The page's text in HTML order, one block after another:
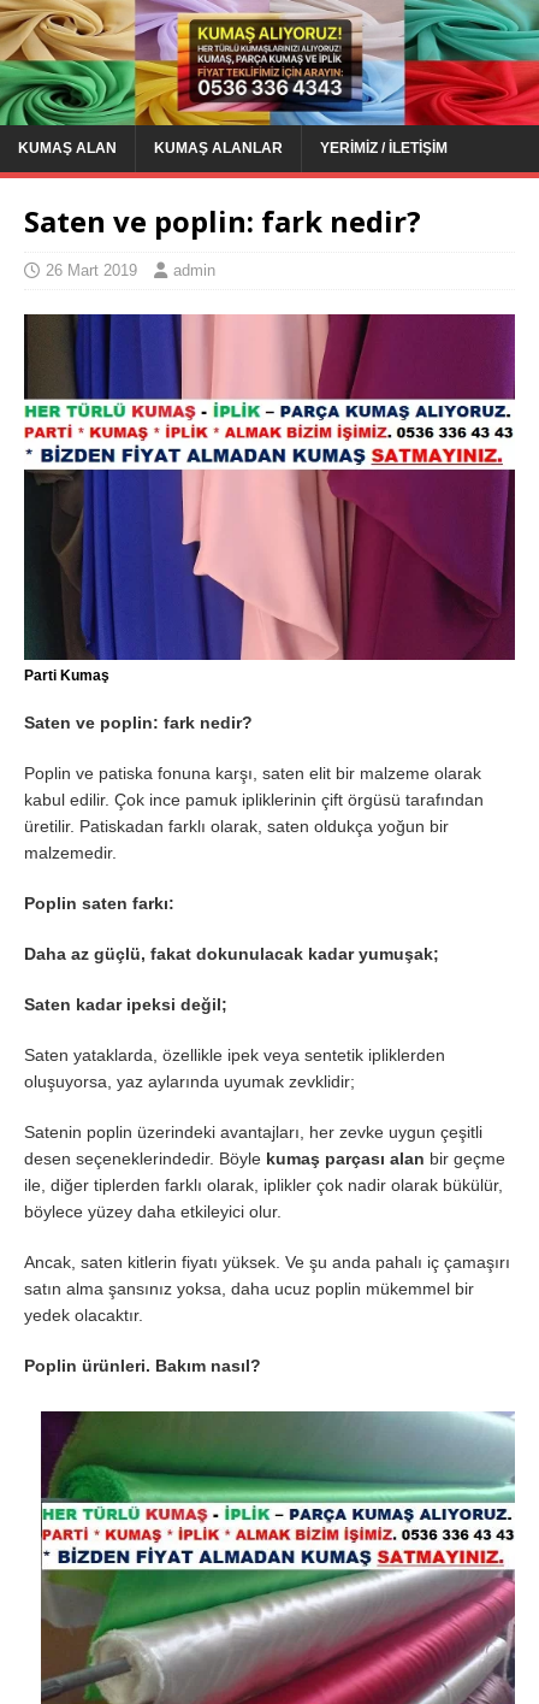
KUMAŞ ALAN KUMAŞ ALANLAR YERIMIZ / İLETIŞIM
Saten ve poplin: fark nedir?
26 Mart 2019 admin
Parti Kumaş
Saten ve poplin: fark nedir?
Poplin ve patiska fonuna karşı, saten elit bir malzeme olarak
kabul edilir. Çok ince pamuk ipliklerinin çift örgüsü tarafından
üretilir. Patiskadan farklı olarak, saten oldukça yoğun bir
malzemedir.
Poplin saten farkı:
Daha az güçlü, fakat dokunulacak kadar yumuşak;
Saten kadar ipeksi değil;
Saten yataklarda, özellikle ipek veya sentetik ipliklerden
oluşuyorsa, yaz aylarında uyumak zevklidir;
Satenin poplin üzerindeki avantajları, her zevke uygun çeşitli
desen seçeneklerindedir. Böyle kumaş parçası alan bir geçme
ile, diğer tiplerden farklı olarak, iplikler çok nadir olarak bükülür,
böylece yüzey daha etkileyici olur.
Ancak, saten kitlerin fiyatı yüksek. Ve şu anda pahalı iç çamaşırı
satın alma şansınız yoksa, daha ucuz poplin mükemmel bir
yedek olacaktır.
Poplin ürünleri. Bakım nasıl?